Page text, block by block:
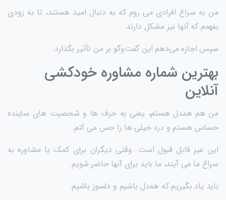
من به سراغ افرادی می روم که به دنبال امید هستند، تا به زودی
بفهمم که آنها نیز مشکل دارند.
سپس اجازه می‌دهم این گفت‌وگو بر من تأثیر بگذارد.
بهترین شماره مشاوره خودکشی
آنلاین
من هم همدل هستم، یعنی به حرف ها و شخصیت های ساینده
حساس هستم و درد خیلی ها را حس می کنم.
این غیر قابل قبول است. وقتی دیگران برای کمک یا مشاوره به
سراغ ما می آیند، ما باید برای آنها حاضر شویم.
باید یاد بگیریم که همدل باشیم و دلسوز باشیم.